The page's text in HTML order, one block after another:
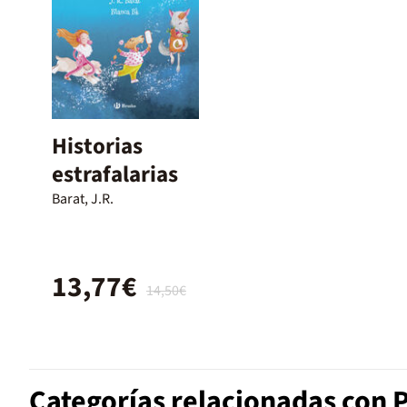
Historias
estrafalarias
Barat, J.R.
14,50€
13,77€